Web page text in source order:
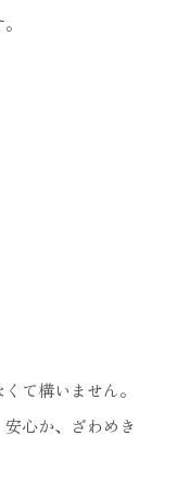
て構いません。
心か、ざわめき